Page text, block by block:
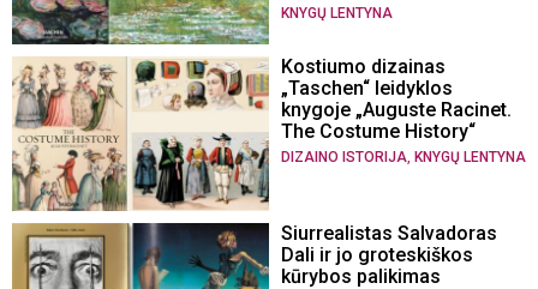
KNYGŲ LENTYNA
Kostiumo dizainas
„Taschen“ leidyklos
knygoje „Auguste Racinet.
The Costume History“
DIZAINO ISTORIJA, KNYGŲ LENTYNA
Siurrealistas Salvadoras
Dali ir jo groteskiškos
kūrybos palikimas